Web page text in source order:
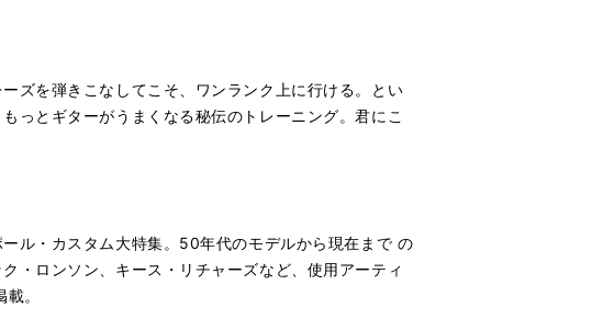
ズを弾きこなしてこそ、ワンランク上に行ける。とい
っとギターがうまくなる秘伝のトレーニング。君にこ
ル・カスタム大特集。50年代のモデルから現在まで の
・ロンソン、キース・リチャーズなど、使用アーティ
。